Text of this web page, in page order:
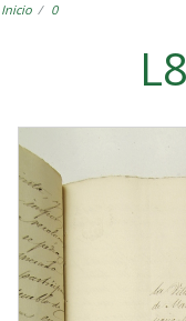
Inicio 0